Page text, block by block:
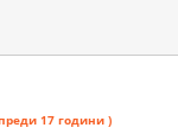
17 години )